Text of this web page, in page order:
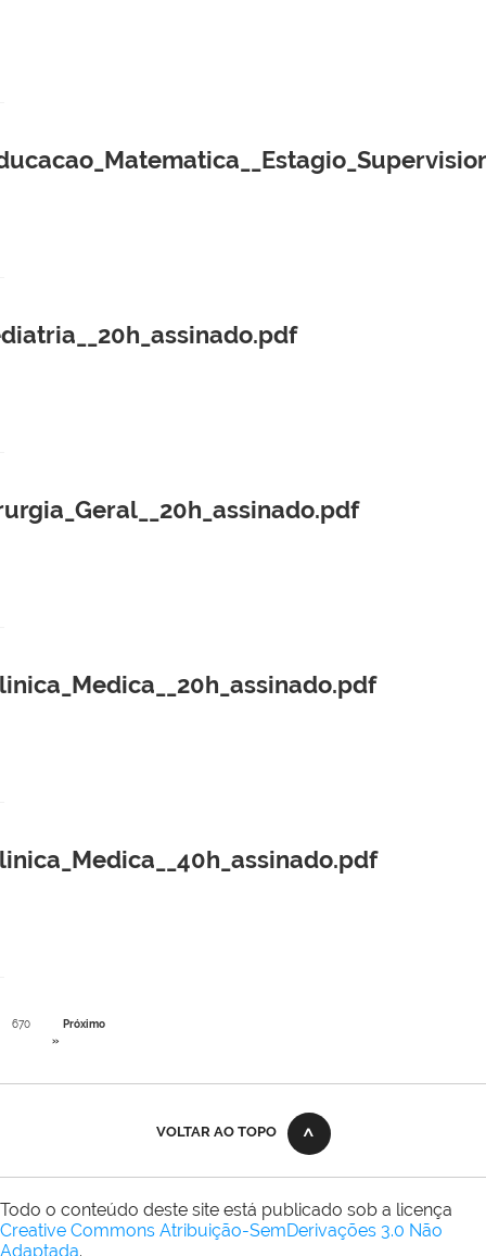
670
Próximo
»
VOLTAR AO TOPO
Todo o conteúdo deste site está publicado sob a licença
Creative Commons Atribuição-SemDerivações 3.0 Não
Adaptada.